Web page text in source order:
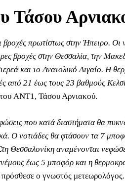
Τάσου
πρωτίστως στην Ήπειρο. Οι
βροχές στην Θεσσαλία, την
και το Ανατολικό Αιγαίο. Η
από 21 έως τους 23 βαθμούς
ANT1, Τάσου Αρνιακού.
που κατά διαστήματα θα
Ο νοτιάδες θα φτάσουν τα 7
Θεσσαλονίκη αναμένονται
έως 5 μποφόρ και η
πρόσθεσε ο γνωστός μετεωρολόγος.